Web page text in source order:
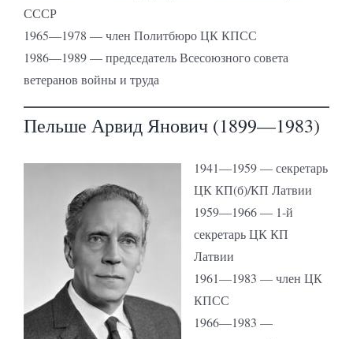
СССР
1965—1978 — член Политбюро ЦК КПСС
1986—1989 — председатель Всесоюзного совета
ветеранов войны и труда
Пельше Арвид Янович (1899—1983)
1941—1959 — секретарь
ЦК КП(б)/КП Латвии
1959—1966 — 1-й
секретарь ЦК КП
Латвии
1961—1983 — член ЦК
КПСС
1966—1983 —